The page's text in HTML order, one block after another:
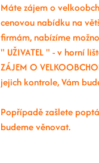
Máte zájem o
cenovou nabídku na
firmám, nabízíme
" UŽIVATEL " - v horní
ZÁJEM O
jejich kontrole, Vám
Popřípadě zašlete
budeme věnovat.